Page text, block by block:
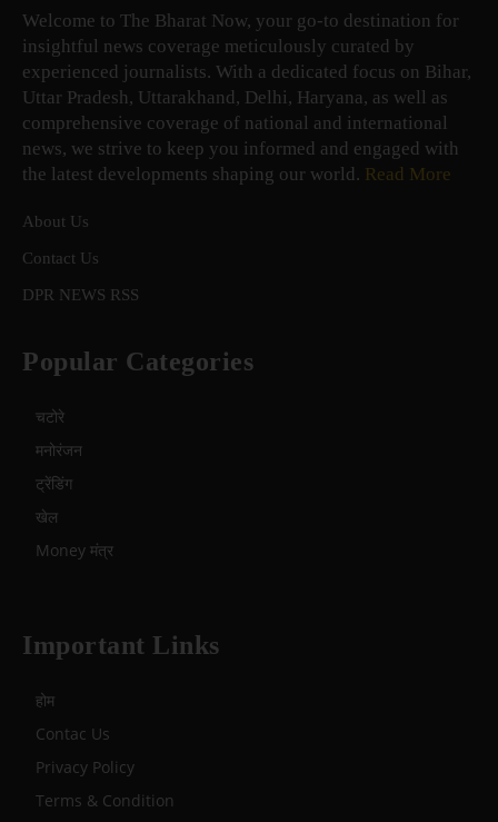
Welcome to The Bharat Now, your go-to destination for
insightful news coverage meticulously curated by
experienced journalists. With a dedicated focus on Bihar,
Uttar Pradesh, Uttarakhand, Delhi, Haryana, as well as
comprehensive coverage of national and international
news, we strive to keep you informed and engaged with
the latest developments shaping our world. Read More
About Us
Contact Us
DPR NEWS RSS
Popular Categories
चटोरे
मनोरंजन
ट्रेंडिंग
खेल
Money मंत्र
Important Links
होम
Contac Us
Privacy Policy
Terms & Condition